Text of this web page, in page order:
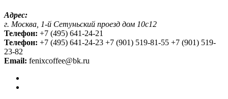
Адрес:
г. Москва, 1-й Сетуньский проезд дом 10с12
Телефон: +7 (495) 641-24-21
Телефон: +7 (495) 641-24-23 +7 (901) 519-81-55 +7 (901) 519-
23-82
Email: fenixcoffee@bk.ru